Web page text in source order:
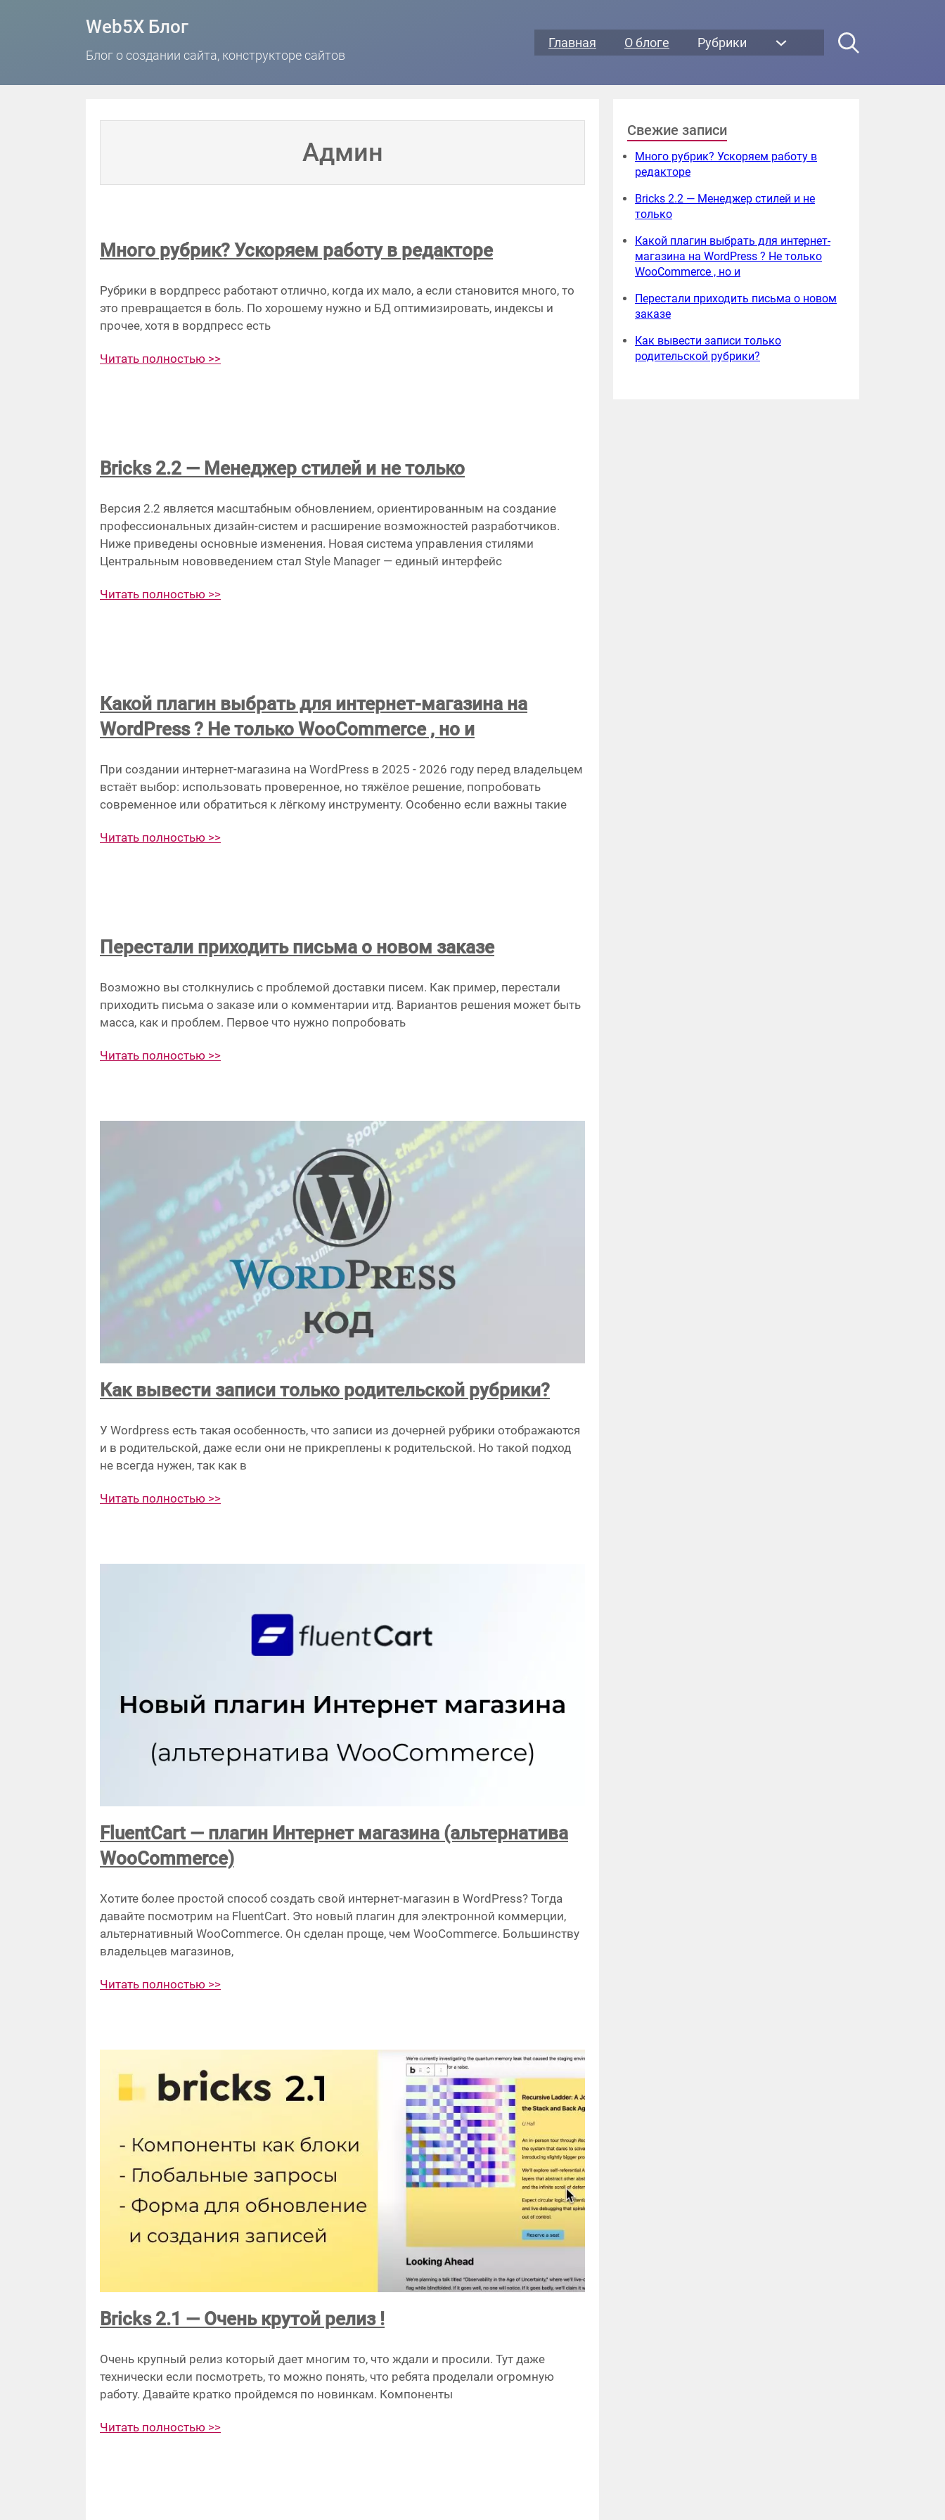
Web5X Блог
Блог о создании сайта, конструкторе сайтов
Главная О блоге Рубрики
Админ
Много рубрик? Ускоряем работу в редакторе
Рубрики в вордпресс работают отлично, когда их мало, а если становится много, то
это превращается в боль. По хорошему нужно и БД оптимизировать, индексы и
прочее, хотя в вордпресс есть
Читать полностью >>
Bricks 2.2 — Менеджер стилей и не только
Версия 2.2 является масштабным обновлением, ориентированным на создание
профессиональных дизайн-систем и расширение возможностей разработчиков.
Ниже приведены основные изменения. Новая система управления стилями
Центральным нововведением стал Style Manager — единый интерфейс
Читать полностью >>
Какой плагин выбрать для интернет-магазина на
WordPress ? Не только WooCommerce , но и
При создании интернет-магазина на WordPress в 2025 - 2026 году перед владельцем
встаёт выбор: использовать проверенное, но тяжёлое решение, попробовать
современное или обратиться к лёгкому инструменту. Особенно если важны такие
Читать полностью >>
Перестали приходить письма о новом заказе
Возможно вы столкнулись с проблемой доставки писем. Как пример, перестали
приходить письма о заказе или о комментарии итд. Вариантов решения может быть
масса, как и проблем. Первое что нужно попробовать
Читать полностью >>
Как вывести записи только родительской рубрики?
У Wordpress есть такая особенность, что записи из дочерней рубрики отображаются
и в родительской, даже если они не прикреплены к родительской. Но такой подход
не всегда нужен, так как в
Читать полностью >>
FluentCart — плагин Интернет магазина (альтернатива
WooCommerce)
Хотите более простой способ создать свой интернет-магазин в WordPress? Тогда
давайте посмотрим на FluentCart. Это новый плагин для электронной коммерции,
альтернативный WooCommerce. Он сделан проще, чем WooCommerce. Большинству
владельцев магазинов,
Читать полностью >>
Bricks 2.1 — Очень крутой релиз !
Очень крупный релиз который дает многим то, что ждали и просили. Тут даже
технически если посмотреть, то можно понять, что ребята проделали огромную
работу. Давайте кратко пройдемся по новинкам. Компоненты
Читать полностью >>
Свежие записи
Много рубрик? Ускоряем работу в
редакторе
Bricks 2.2 — Менеджер стилей и не
только
Какой плагин выбрать для интернет-
магазина на WordPress ? Не только
WooCommerce , но и
Перестали приходить письма о новом
заказе
Как вывести записи только
родительской рубрики?